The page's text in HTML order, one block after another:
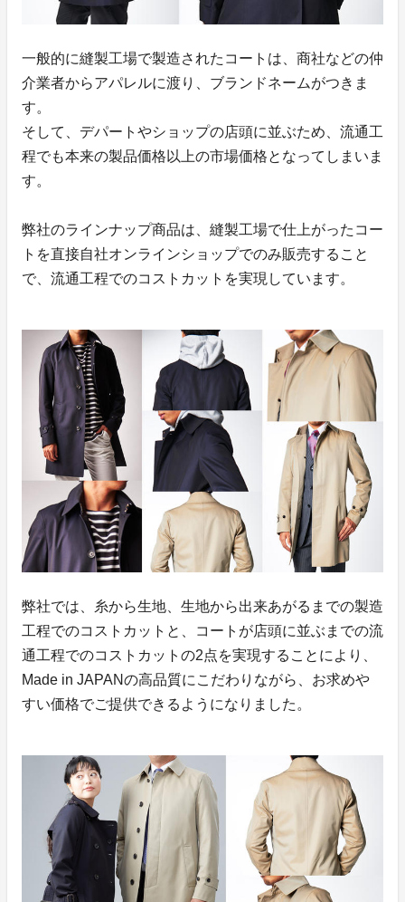
一般的に縫製工場で製造されたコートは、商社などの仲
介業者からアパレルに渡り、ブランドネームがつきま
す。
そして、デパートやショップの店頭に並ぶため、流通工
程でも本来の製品価格以上の市場価格となってしまいま
す。
弊社のラインナップ商品は、縫製工場で仕上がったコー
トを直接自社オンラインショップでのみ販売すること
で、流通工程でのコストカットを実現しています。
弊社では、糸から生地、生地から出来あがるまでの製造
工程でのコストカットと、コートが店頭に並ぶまでの流
通工程でのコストカットの2点を実現することにより、
Made in JAPANの高品質にこだわりながら、お求めや
すい価格でご提供できるようになりました。